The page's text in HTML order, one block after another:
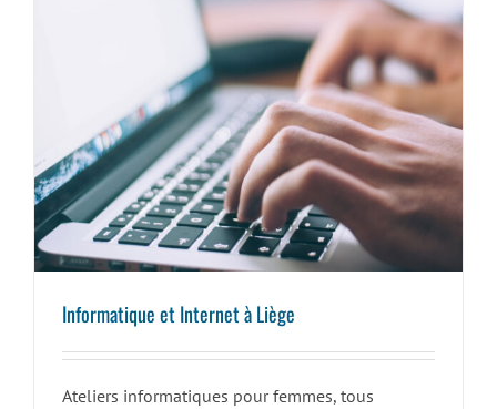
Informatique et Internet à Liège
Informatique et Internet à Liège
Ateliers informatiques pour femmes, tous